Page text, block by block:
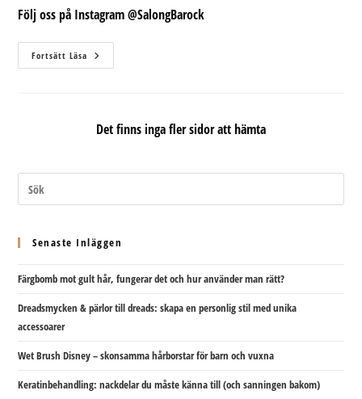
Följ oss på Instagram @SalongBarock
Fortsätt Läsa Alternativt
Hår
Det finns inga fler sidor att hämta
Senaste Inläggen
Färgbomb mot gult hår, fungerar det och hur använder man rätt?
Dreadsmycken & pärlor till dreads: skapa en personlig stil med unika
accessoarer
Wet Brush Disney – skonsamma hårborstar för barn och vuxna
Keratinbehandling: nackdelar du måste känna till (och sanningen bakom)